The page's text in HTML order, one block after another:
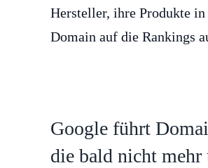
Hersteller, ihre Produkte
Domain auf die Rankings
Google führt
die bald nicht mehr